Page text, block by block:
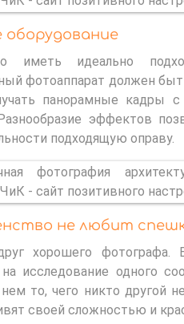
оборудование
иметь идеально
фотоаппарат должен
панорамные кадры с
эффектов
подходящую оправу.
не любит
хорошего фотографа.
на исследование одного
то, чего никто другой
своей сложностью и